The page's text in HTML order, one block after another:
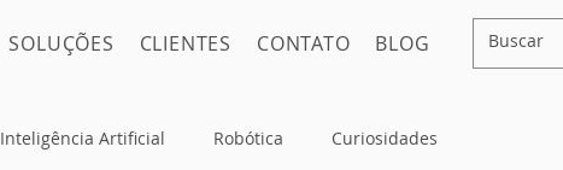
SOLUÇÕES CLIENTES CONTATO BLOG
Inteligência Artificial Robótica Curiosidades